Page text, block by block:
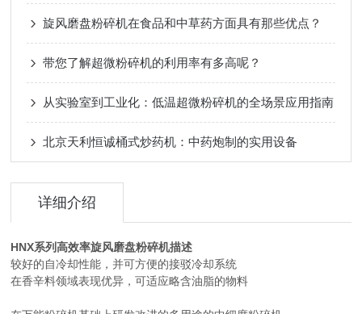
旋风磨盘粉碎机在食品和中草药方面具有那些优点？
带您了解超微粉碎机的利用率有多高呢？
从实验室到工业化：低温超微粉碎机的全场景应用指南
北京天利恒诚桶式炒药机：中药炮制的实用设备
详细介绍
HNX系列高效率旋风磨盘粉碎机描述
较好的自冷却性能，并可方便的接驳冷却系统
在香辛料领域表现优异，可适应略含油脂的物料